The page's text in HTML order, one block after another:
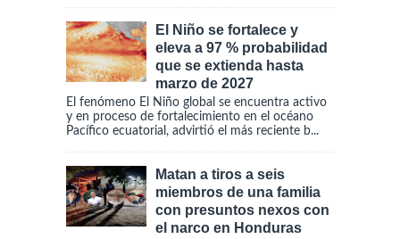
El Niño se fortalece y
eleva a 97 % probabilidad
que se extienda hasta
marzo de 2027
El fenómeno El Niño global se encuentra activo
y en proceso de fortalecimiento en el océano
Pacífico ecuatorial, advirtió el más reciente b...
Matan a tiros a seis
miembros de una familia
con presuntos nexos con
el narco en Honduras